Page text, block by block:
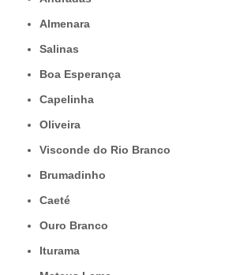
Almenara
Salinas
Boa Esperança
Capelinha
Oliveira
Visconde do Rio Branco
Brumadinho
Caeté
Ouro Branco
Iturama